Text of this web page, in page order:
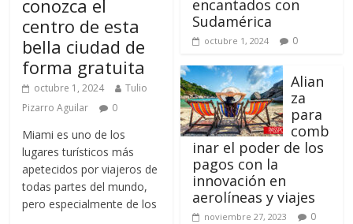
conozca el
centro de esta
bella ciudad de
forma gratuita
octubre 1, 2024
Tulio
Pizarro Aguilar
0
Miami es uno de los
lugares turísticos más
apetecidos por viajeros de
todas partes del mundo,
pero especialmente de los
encantados con
Sudamérica
octubre 1, 2024 0
Alian
za
para
comb
inar el poder de los
pagos con la
innovación en
aerolíneas y viajes
noviembre 27, 2023 0